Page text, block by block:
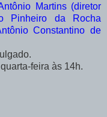
Martins (diretor
Pinheiro da Rocha
Constantino de
feira às 14h.